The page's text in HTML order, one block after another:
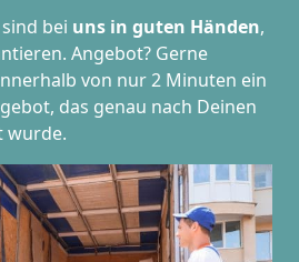
bei uns in guten Händen,
Angebot? Gerne
von nur 2 Minuten ein
das genau nach Deinen
wurde.